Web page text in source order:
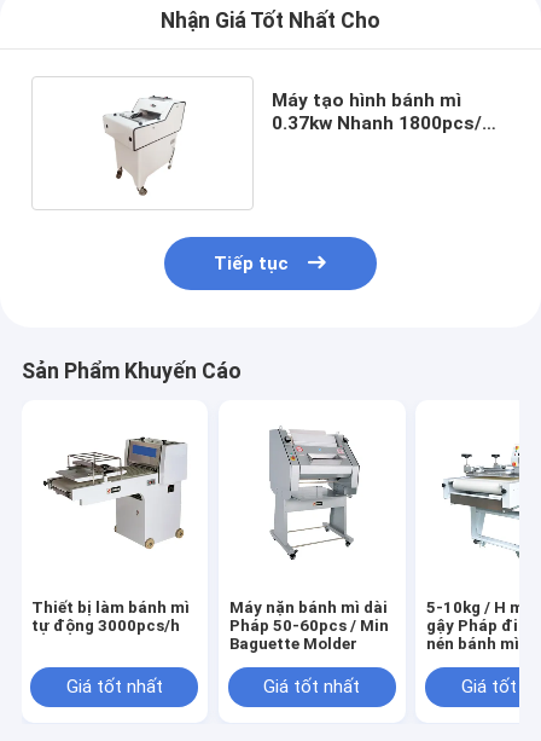
Nhận Giá Tốt Nhất Cho
Máy tạo hình bánh mì
0.37kw Nhanh 1800pcs/H-
Tiếp tục
Sản Phẩm Khuyến Cáo
Thiết bị làm bánh mì
tự động 3000pcs/h
Giá tốt nhất
Máy nặn bánh mì dài
Pháp 50-60pcs / Min
Baguette Molder
Giá tốt nhất
5-10kg / H
gậy Pháp điện
nén bánh mì
bột
Giá tốt